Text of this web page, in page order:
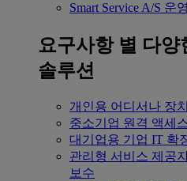
Smart Service A/S 운
요구사항 별 다양
솔루션
개인용 어디서나 장
중소기업 원격 액세
대기업용 기업 IT 확
관리형 서비스 제공
보수